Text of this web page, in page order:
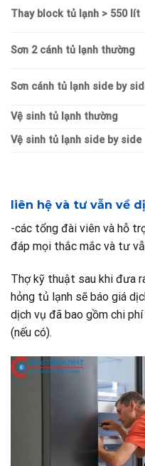
Thay block tủ lạnh > 550 lít
Sơn 2 cánh tủ lạnh thường
Sơn cánh tủ lạnh side by
Vệ sinh tủ lạnh thường
Vệ sinh tủ lạnh side by side
liên hệ và tư vẫn về
-các tổng đài viên và hỗ
đáp mọi thắc mắc và tư
Thợ kỹ thuật sau khi đưa
hỏng tủ lạnh sẽ báo giá
dịch vụ đã bao gồm chi
(nếu có).